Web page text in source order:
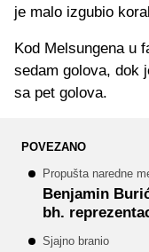
je malo izgubio
Kod Melsungena u
sedam golova, dok
sa pet golova.
POVEZANO
Propušta naredne
Benjamin
bh.
Sjajno branio